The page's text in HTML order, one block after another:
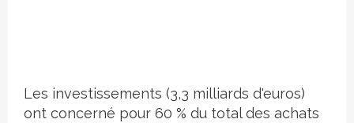
Les investissements (3,3 milliards d'euros)
ont concerné pour 60 % du total des achats